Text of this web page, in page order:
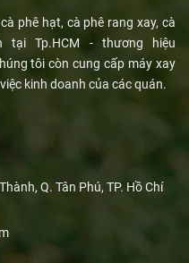
phê hạt, cà phê rang xay, cà
Tp.HCM - thương hiệu
tôi còn cung cấp máy xay
kinh doanh của các quán.
Q. Tân Phú, TP. Hồ Chí